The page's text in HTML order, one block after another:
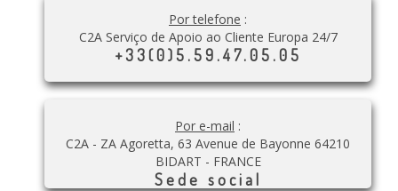
Por telefone :
C2A Serviço de Apoio ao Cliente Europa 24/7
+33(0)5.59.47.05.05
Por e-mail :
C2A - ZA Agoretta, 63 Avenue de Bayonne 64210
BIDART - FRANCE
Sede social